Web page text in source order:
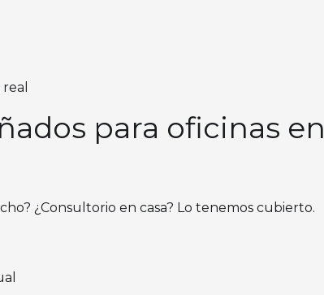
para oficinas
¿Consultorio en casa? Lo tenemos cubierto.